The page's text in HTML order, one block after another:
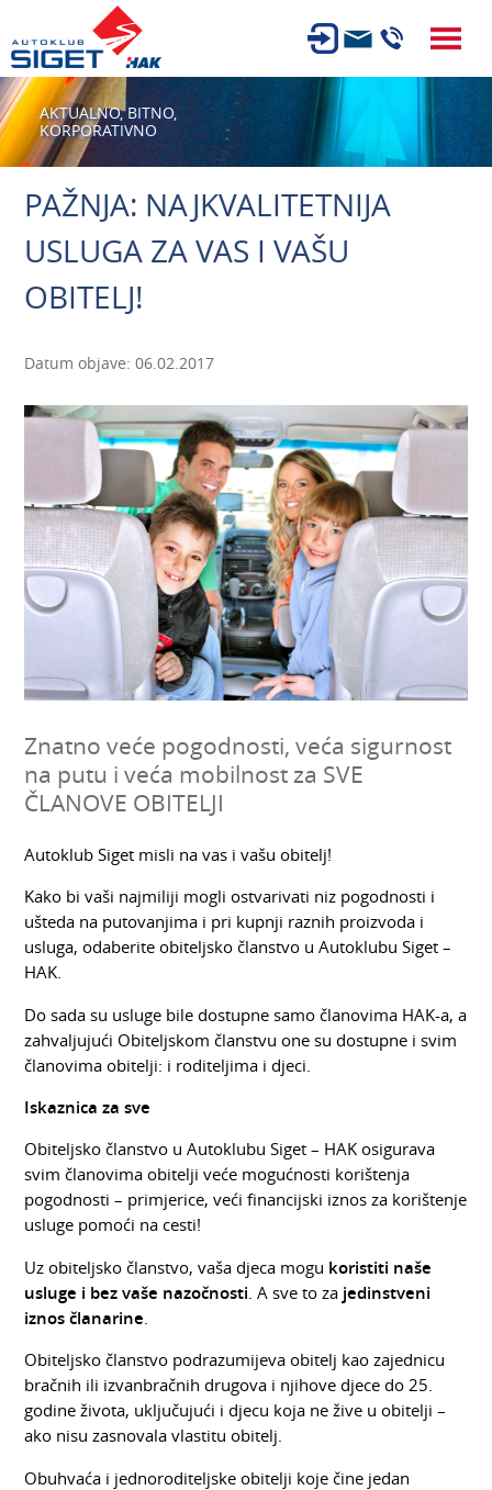
ČLANSTVO
TEHNIČKI PREGLED
AUTOSERVIS
USLUGE
AUTOŠKOLA
AKTUALNO,BITNO,
KORPORATIVNO
PAŽNJA: NAJKVALITETNIJA
USLUGA ZA VAS I VAŠU
OBITELJ!
Datum objave: 06.02.2017
Znatno veće pogodnosti, veća sigurnost
na putu i veća mobilnost za SVE
ČLANOVE OBITELJI
Autoklub Siget misli na vas i vašu obitelj!
Kako bi vaši najmiliji mogli ostvarivati niz pogodnosti i
ušteda na putovanjima i pri kupnji raznih proizvoda i
usluga, odaberite obiteljsko članstvo u Autoklubu Siget –
HAK.
Do sada su usluge bile dostupne samo članovima HAK-a, a
zahvaljujući Obiteljskom članstvu one su dostupne i svim
članovima obitelji: i roditeljima i djeci.
Iskaznica za sve
Obiteljsko članstvo u Autoklubu Siget – HAK osigurava
svim članovima obitelji veće mogućnosti korištenja
pogodnosti – primjerice, veći financijski iznos za korištenje
usluge pomoći na cesti!
Uz obiteljsko članstvo, vaša djeca mogu koristiti naše
usluge i bez vaše nazočnosti . A sve to za jedinstveni
iznos članarine
Obiteljsko članstvo podrazumijeva obitelj kao zajednicu
bračnih ili izvanbračnih drugova i njihove djece do 25.
godine života, uključujući i djecu koja ne žive u obitelji –
ako nisu zasnovala vlastitu obitelj.
Obuhvaća i jednoroditeljske obitelji koje čine jedan